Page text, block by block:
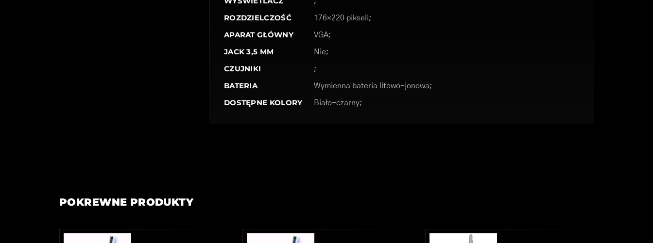
ROZDZIELCZOŚĆ 176×220 pikseli;
APARAT GŁÓWNY VGA;
JACK 3,5 MM Nie;
CZUJNIKI ;
BATERIA Wymienna bateria litowo-jonowa;
DOSTĘPNE KOLORY Biało-czarny;
POKREWNE PRODUKTY